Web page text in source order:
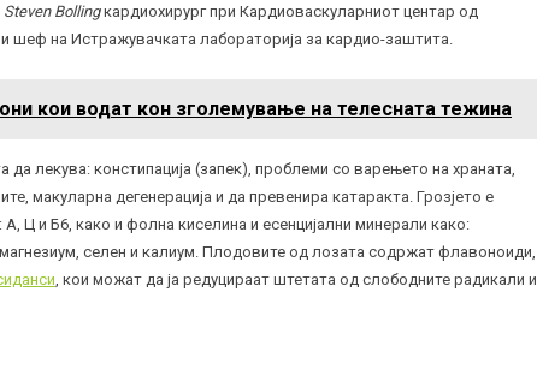
Steven Bollingкардиохирург при Кардиоваскуларниот центар од
шеф на Истражувачката лабораторија за кардио-заштита.
кои водат кон зголемување на телесната тежина
да лекува: констипација (запек), проблеми со варењето на храната,
макуларна дегенерација и да превенира катаракта. Грозјето е
Ц и Б6, како и фолна киселина и есенцијални минерали како:
селен и калиум. Плодовите од лозата содржат флавоноиди,
, кои можат да ја редуцираат штетата од слободните радикали и